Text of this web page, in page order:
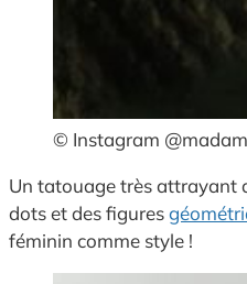
© Instagram
Un tatouage très attrayant
dots et des figures
féminin comme style !